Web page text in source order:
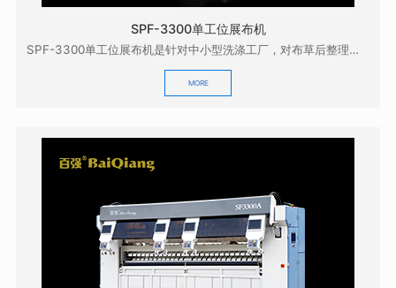
SPF-3300单工位展布机
SPF-3300单工位展布机是针对中小型洗涤工厂，对布草后整理的质量有较高要求而研发的，它具有展...
MORE